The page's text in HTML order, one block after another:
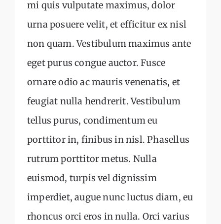
mi quis vulputate maximus, dolor
urna posuere velit, et efficitur ex nisl
non quam. Vestibulum maximus ante
eget purus congue auctor. Fusce
ornare odio ac mauris venenatis, et
feugiat nulla hendrerit. Vestibulum
tellus purus, condimentum eu
porttitor in, finibus in nisl. Phasellus
rutrum porttitor metus. Nulla
euismod, turpis vel dignissim
imperdiet, augue nunc luctus diam, eu
rhoncus orci eros in nulla. Orci varius